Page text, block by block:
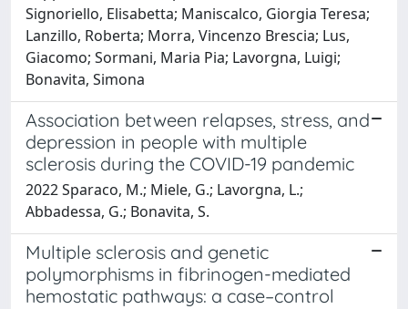
Signoriello, Elisabetta; Maniscalco, Giorgia Teresa;
Lanzillo, Roberta; Morra, Vincenzo Brescia; Lus,
Giacomo; Sormani, Maria Pia; Lavorgna, Luigi;
Bonavita, Simona
Association between relapses, stress, and
depression in people with multiple
sclerosis during the COVID-19 pandemic
2022 Sparaco, M.; Miele, G.; Lavorgna, L.;
Abbadessa, G.; Bonavita, S.
Multiple sclerosis and genetic
polymorphisms in fibrinogen-mediated
hemostatic pathways: a case–control